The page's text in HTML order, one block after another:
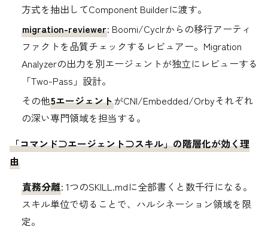
方式を抽出してComponent Builderに渡す。
migration-reviewer: Boomi/Cyclrからの移行アーティ
ファクトを品質チェックするレビュアー。Migration
Analyzerの出力を別エージェントが独立にレビューする
「Two-Pass」設計。
その他5エージェントがCNI/Embedded/Orbyそれぞれ
の深い専門領域を担当する。
「コマンド⊃エージェント⊃スキル」の階層化が効く理
由
責務分離: 1つのSKILL.mdに全部書くと数千行になる。
スキル単位で切ることで、ハルシネーション領域を限
定。